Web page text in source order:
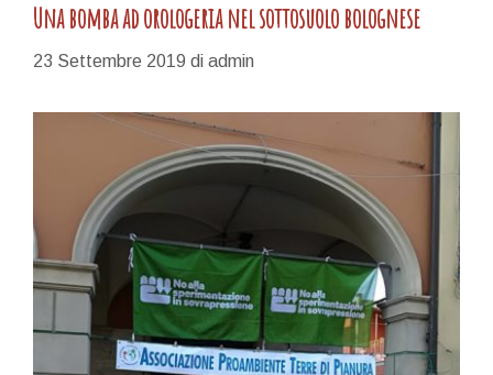
Una bomba ad orologeria nel sottosuolo bolognese
23 Settembre 2019 di admin